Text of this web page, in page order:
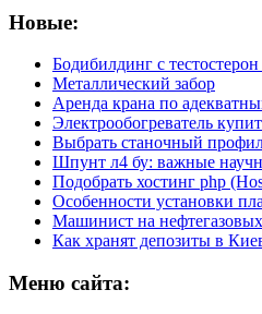
Новые:
Бодибилдинг с
Металлический забор
Аренда крана по
Электрообогреватель
Выбрать станочный
Шпунт л4 бу: важные
Подобрать хостинг php
Особенности установки
Машинист на
Как хранят депозиты в
Меню сайта: